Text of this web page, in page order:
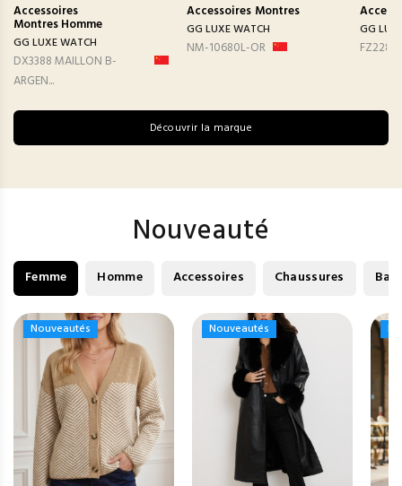
Accessoires
Montres Homme
GG LUXE WATCH
DX3388 MAILLON B-
ARGEN...
Accessoires Montres
GG LUXE WATCH
NM-10680L-OR
GG
FZ2282
Découvrir la marque
Nouveauté
Femme Homme Accessoires Chaussures
Nouveautés
Nouveautés Nouveautés
Nouveautés